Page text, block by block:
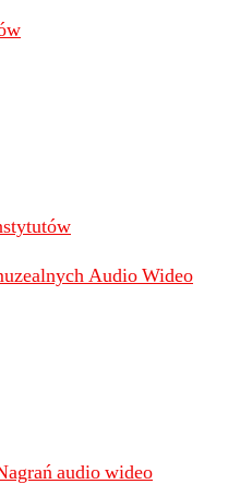
Audio Wideo
audio wideo